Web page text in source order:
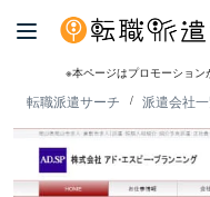
※本ページはプロモーション
転職派遣サーチ 派遣会社